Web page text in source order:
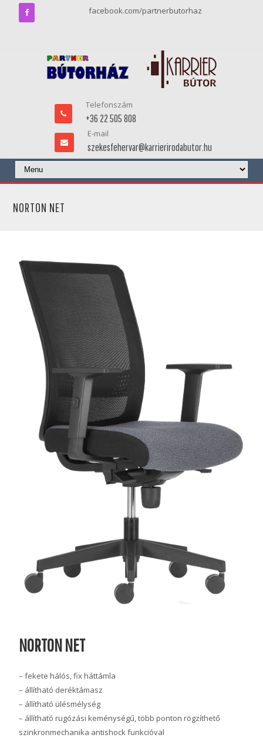
facebook.com/partnerbutorhaz
Telefonszám
+36 22 505 808
E-mail
szekesfehervar@karrierirodabutor.hu
NORTON NET
NORTON NET
– fekete hálós, fix háttámla
– állítható deréktámasz
– állítható ülésmélység
– állítható rugózási keménységű, több ponton rögzíthető
szinkronmechanika antishock funkcióval